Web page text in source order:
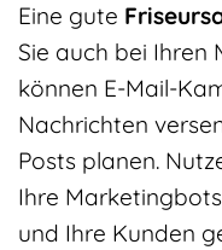
Eine gute
Sie auch bei Ihren
können E-Mail-
Nachrichten
Posts planen.
Ihre
und Ihre Kunden